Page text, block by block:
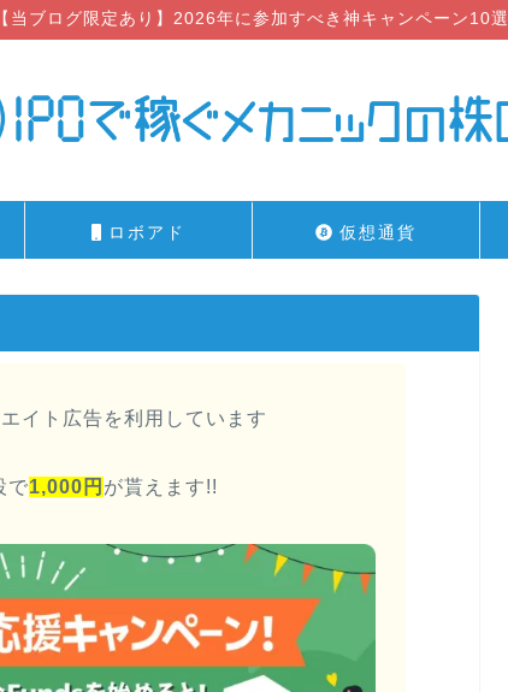
【当ブログ限定あり】2026年に参加すべき神キャンペーン10選
ロボアド 仮想通貨
イト広告を利用しています
で1,000円 が貰えます!!